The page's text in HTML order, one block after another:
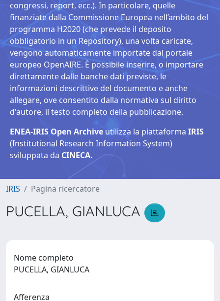
congressi, report, ecc.). In particolare, quelle
finanziate dalla Commissione Europea nell’ambito del
programma H2020 (che prevede il deposito
obbligatorio in un Repository), una volta caricate,
vengono automaticamente importate dal portale
europeo OpenAIRE. È possibile inserire, o importare
direttamente dalle banche dati previste, le
informazioni descrittive del documento e anche
allegare, ove consentito dalla normativa sul diritto
d'autore, il testo completo della pubblicazione.
ENEA-IRIS Open Archive utilizza la piattaforma IRIS
(Institutional Research Information System)
sviluppata da CINECA.
IRIS Pagina ricercatore
PUCELLA, GIANLUCA
Nome completo
PUCELLA, GIANLUCA
Afferenza